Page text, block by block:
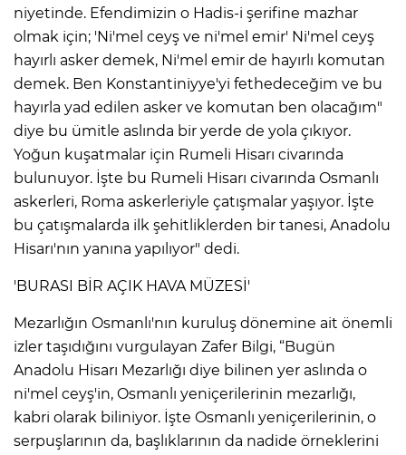
niyetinde. Efendimizin o Hadis-i şerifine mazhar
olmak için; 'Ni'mel ceyş ve ni'mel emir' Ni'mel ceyş
hayırlı asker demek, Ni'mel emir de hayırlı komutan
demek. Ben Konstantiniyye'yi fethedeceğim ve bu
hayırla yad edilen asker ve komutan ben olacağım"
diye bu ümitle aslında bir yerde de yola çıkıyor.
Yoğun kuşatmalar için Rumeli Hisarı civarında
bulunuyor. İşte bu Rumeli Hisarı civarında Osmanlı
askerleri, Roma askerleriyle çatışmalar yaşıyor. İşte
bu çatışmalarda ilk şehitliklerden bir tanesi, Anadolu
Hisarı'nın yanına yapılıyor" dedi.
'BURASI BİR AÇIK HAVA MÜZESİ'
Mezarlığın Osmanlı'nın kuruluş dönemine ait önemli
izler taşıdığını vurgulayan Zafer Bilgi, “Bugün
Anadolu Hisarı Mezarlığı diye bilinen yer aslında o
ni'mel ceyş'in, Osmanlı yeniçerilerinin mezarlığı,
kabri olarak biliniyor. İşte Osmanlı yeniçerilerinin, o
serpuşlarının da, başlıklarının da nadide örneklerini